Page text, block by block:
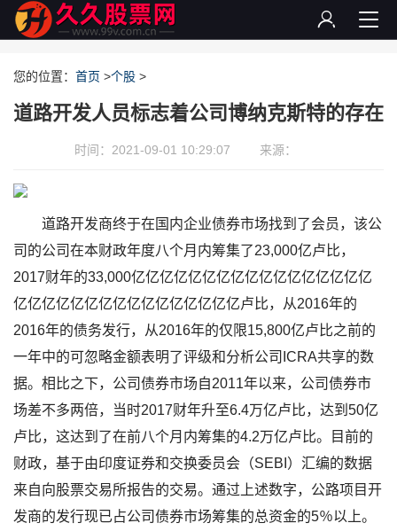
您的位置： 首页 >个股 >
道路开发人员标志着公司博纳克斯特的存在
时间：2021-09-01 10:29:07 来源：
道路开发商终于在国内企业债券市场找到了会员，该公
司的公司在本财政年度八个月内筹集了23,000亿卢比，
2017财年的33,000亿亿亿亿亿亿亿亿亿亿亿亿亿亿亿亿亿
亿亿亿亿亿亿亿亿亿亿亿亿亿亿亿亿卢比，从2016年的
2016年的债务发行，从2016年的仅限15,800亿卢比之前的
一年中的可忽略金额表明了评级和分析公司ICRA共享的数
据。相比之下，公司债券市场自2011年以来，公司债券市
场差不多两倍，当时2017财年升至6.4万亿卢比，达到50亿
卢比，这达到了在前八个月内筹集的4.2万亿卢比。目前的
财政，基于由印度证券和交换委员会（SEBI）汇编的数据
来自向股票交易所报告的交易。通过上述数字，公路项目开
发商的发行现已占公司债券市场筹集的总资金的5％以上。